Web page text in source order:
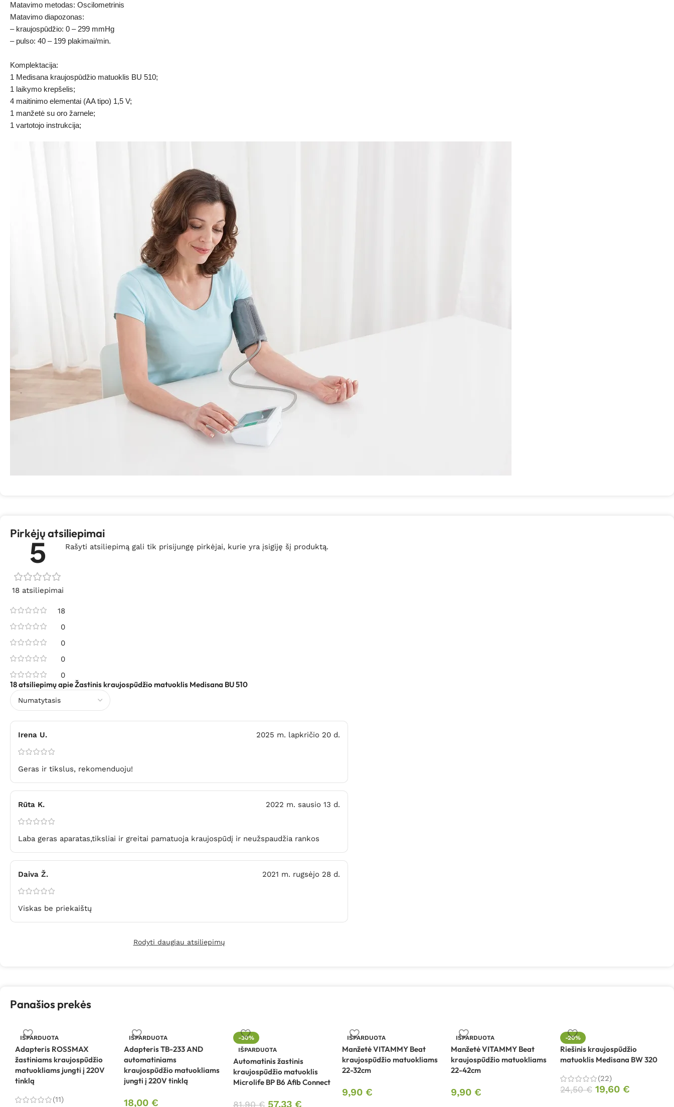
Matavimo metodas: Oscilometrinis
Matavimo diapozonas:
– kraujospūdžio: 0 – 299 mmHg
– pulso: 40 – 199 plakimai/min.
Komplektacija:
1 Medisana kraujospūdžio matuoklis BU 510;
1 laikymo krepšelis;
4 maitinimo elementai (AA tipo) 1,5 V;
1 manžetė su oro žarnele;
1 vartotojo instrukcija;
Pirkėjų atsiliepimai
5
18 atsiliepimai
18
0
0
0
0
18 atsiliepimų apieŽastinis kraujospūdžio matuoklis Medisana BU 510
Irena U. 2025 m. lapkričio 20 d.
Geras ir tikslus, rekomenduoju!
Rūta K. 2022 m. sausio 13 d.
Laba geras aparatas,tiksliai ir greitai pamatuoja kraujospūdį ir neužspaudžia rankos
Daiva Ž. 2021 m. rugsėjo 28 d.
Viskas be priekaištų
Rodyti daugiau atsiliepimų
Rašyti atsiliepimą gali tik prisijungę pirkėjai, kurie yra įsigiję šį produktą.
Panašios prekės
IŠPARDUOTA
Adapteris ROSSMAX
žastiniams kraujospūdžio
matuokliams jungti į 220V
tinklą
(11)
IŠPARDUOTA
Adapteris TB-233 AND
automatiniams
kraujospūdžio matuokliams
jungti į 220V tinklą
18,00€
-30%
IŠPARDUOTA
Automatinis žastinis
kraujospūdžio matuoklis
Microlife BP B6 Afib Connect
81,90€ 57,33 €
IŠPARDUOTA
Manžetė VITAMMY Beat
kraujospūdžio matuokliams
22-32cm
9,90 €
IŠPARDUOTA
Manžetė VITAMMY Beat
kraujospūdžio matuokliams
22-42cm
9,90€
-20%
Riešinis kraujospūdžio
matuoklis Medisana BW 320
(22)
24,50€ 19,60 €